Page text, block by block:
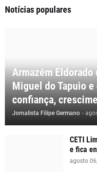
Notícias populares
Armazém
Miguel do Tapuio
confiança,
Jornalista Filipe Germano -
CETI
e fica
agosto